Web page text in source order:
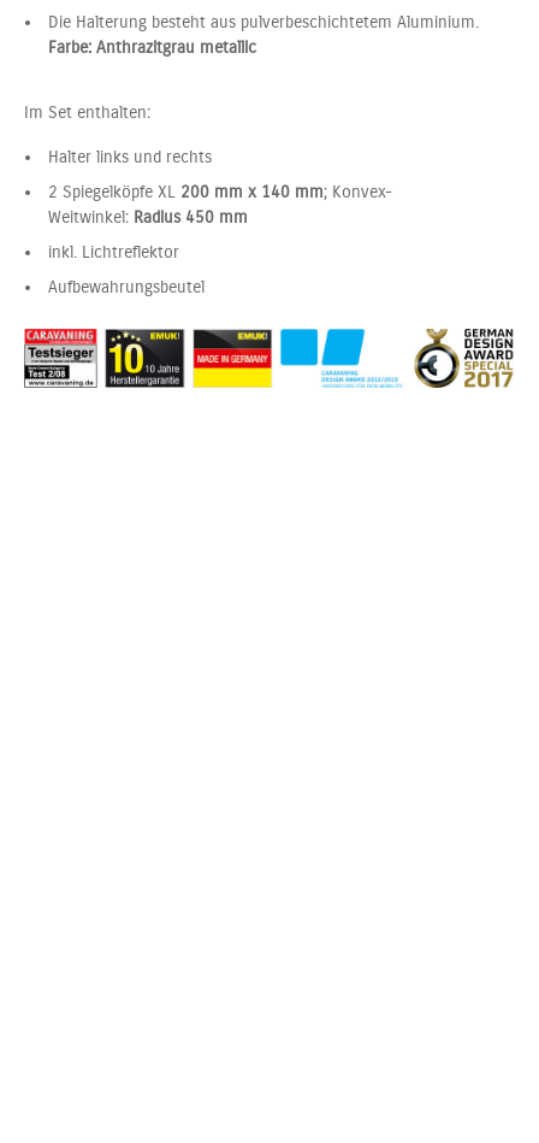
Die Halterung besteht aus pulverbeschichtetem Aluminium.
Farbe: Anthrazitgrau metallic
Im Set enthalten:
Halter links und rechts
2 Spiegelköpfe XL 200 mm x 140 mm; Konvex-
Weitwinkel: Radius 450 mm
inkl. Lichtreflektor
Aufbewahrungsbeutel